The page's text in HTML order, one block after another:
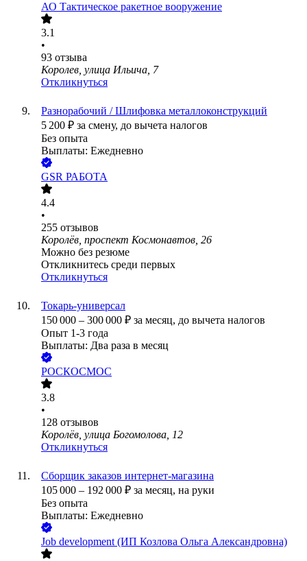
АО Тактическое ракетное вооружение
3.1
•
93 отзыва
Королев, улица Ильича, 7
Откликнуться
Разнорабочий / Шлифовка металлоконструкций
5 200 ₽ за смену, до вычета налогов
Без опыта
Выплаты: Ежедневно
GSR РАБОТА
4.4
•
255 отзывов
Королёв, проспект Космонавтов, 26
Можно без резюме
Откликнитесь среди первых
Откликнуться
Токарь-универсал
150 000 – 300 000 ₽ за месяц, до вычета налогов
Опыт 1-3 года
Выплаты: Два раза в месяц
РОСКОСМОС
3.8
•
128 отзывов
Королёв, улица Богомолова, 12
Откликнуться
Сборщик заказов интернет-магазина
105 000 – 192 000 ₽ за месяц, на руки
Без опыта
Выплаты: Ежедневно
Job development (ИП Козлова Ольга Александровна)